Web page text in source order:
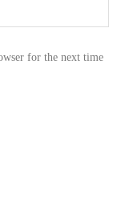
for the next time